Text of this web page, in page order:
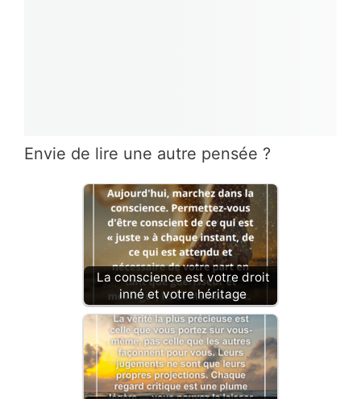
Envie de lire une autre pensée ?
La conscience est votre droit
inné et votre héritage